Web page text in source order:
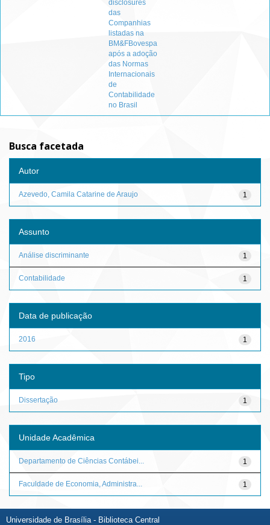
disclosures
das
Companhias
listadas na
BM&FBovespa
após a adoção
das Normas
Internacionais
de
Contabilidade
no Brasil
Busca facetada
Autor
1
Azevedo, Camila Catarine de Araujo
Assunto
1
Análise discriminante
1
Contabilidade
Data de publicação
1
2016
Tipo
1
Dissertação
Unidade Acadêmica
1
Departamento de Ciências Contábei...
1
Faculdade de Economia, Administra...
Universidade de Brasília - Biblioteca Central